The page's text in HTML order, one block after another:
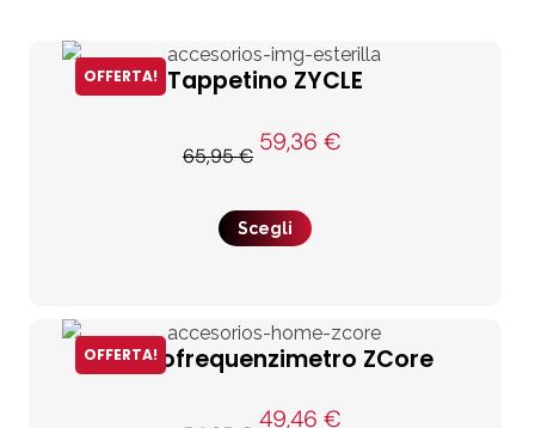
OFFERTA! Tappetino ZYCLE
59,36 €
65,95€
Scegli
OFFERTA!
Cardiofrequenzimetro ZCore
49,46 €